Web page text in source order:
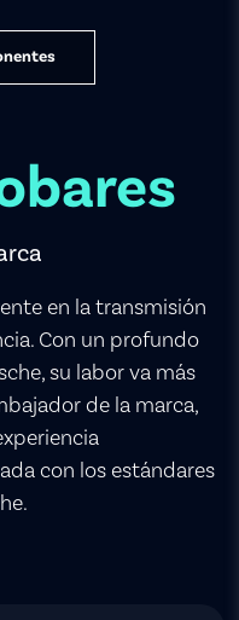
en la transmisión
Con un profundo
su labor va más
de la marca,
con los estándares